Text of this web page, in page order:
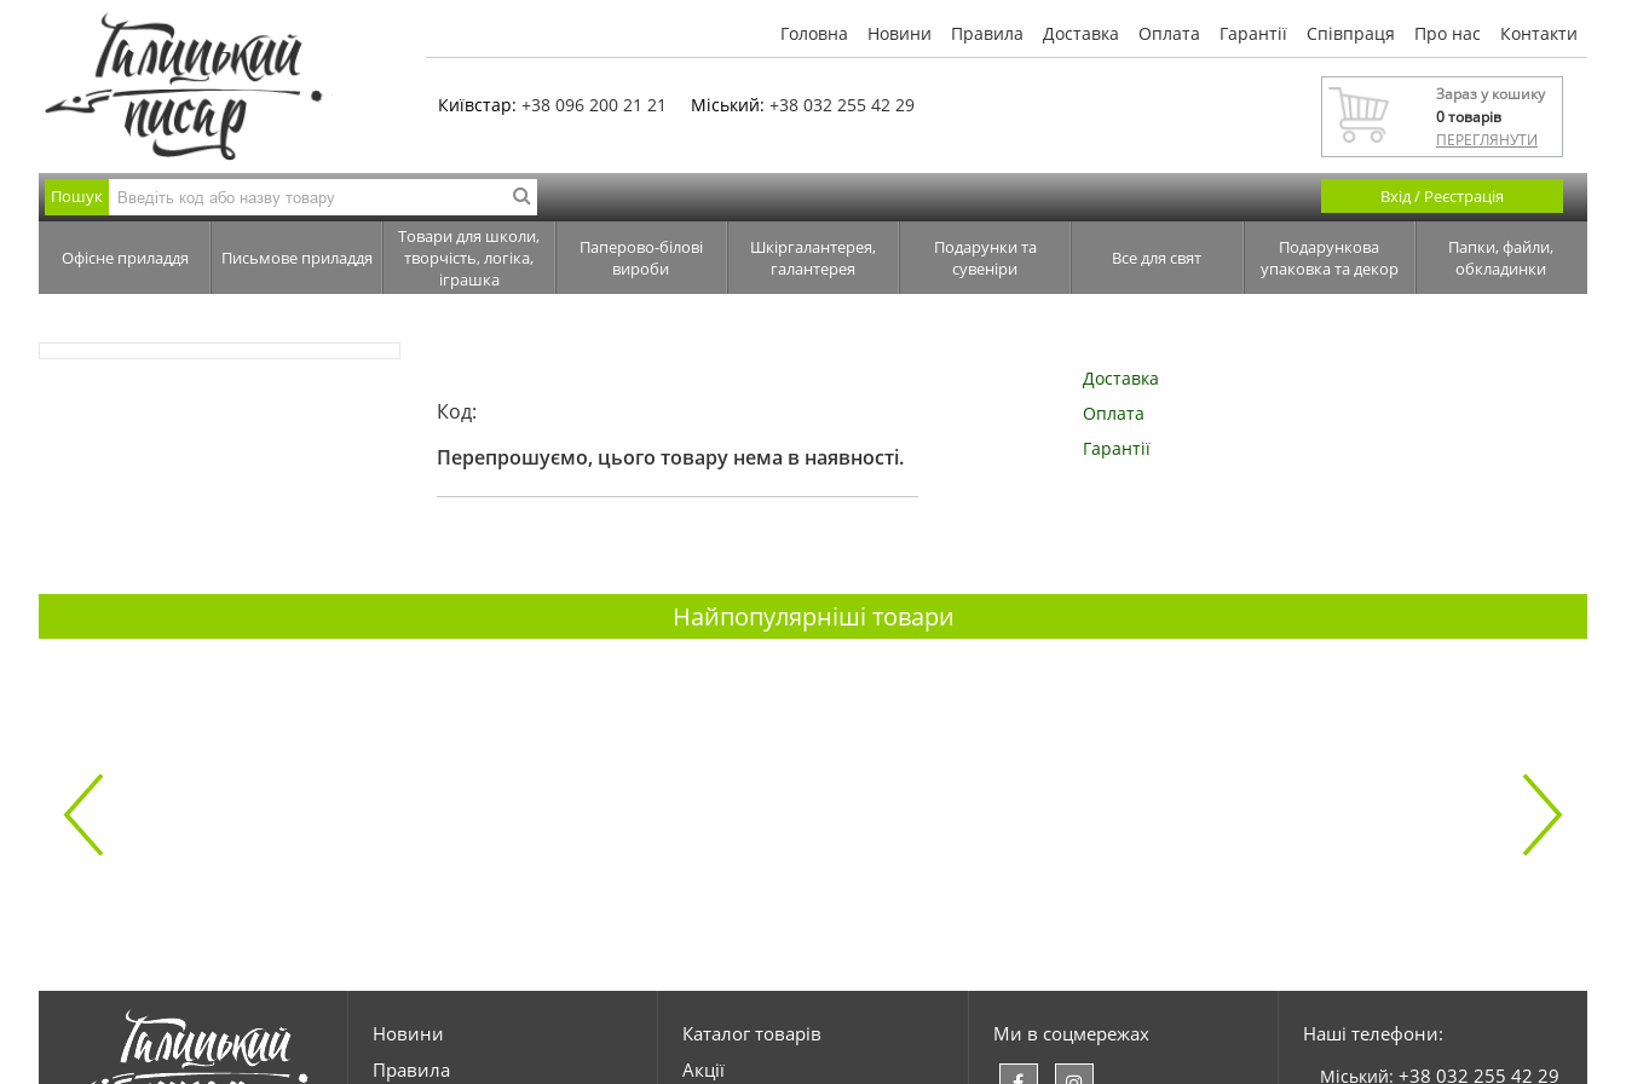
Головна Новини Правила Доставка Оплата Гарантії Співпраця Про нас Контакти
Київстар: +38 096 200 21 21 Міський: +38 032 255 42 29
Зараз у кошику
0товарів
ПЕРЕГЛЯНУТИ
Пошук Вхід / Реєстрація
Офісне приладдя Письмове приладдя
Товари для школи,
творчість, логіка,
іграшка
Паперово-білові
вироби
Шкіргалантерея,
галантерея
Подарунки та
сувеніри
Все для свят
Подарункова
упаковка та декор
Папки, файли,
обкладинки
Код:
Перепрошуємо, цього товару нема в наявності.
Доставка
Оплата
Гарантії
Найпопулярніші товари
Новини
Правила
Каталог товарів
Акції
Ми в соцмережах Наші телефони:
Міський: +38 032 255 42 29